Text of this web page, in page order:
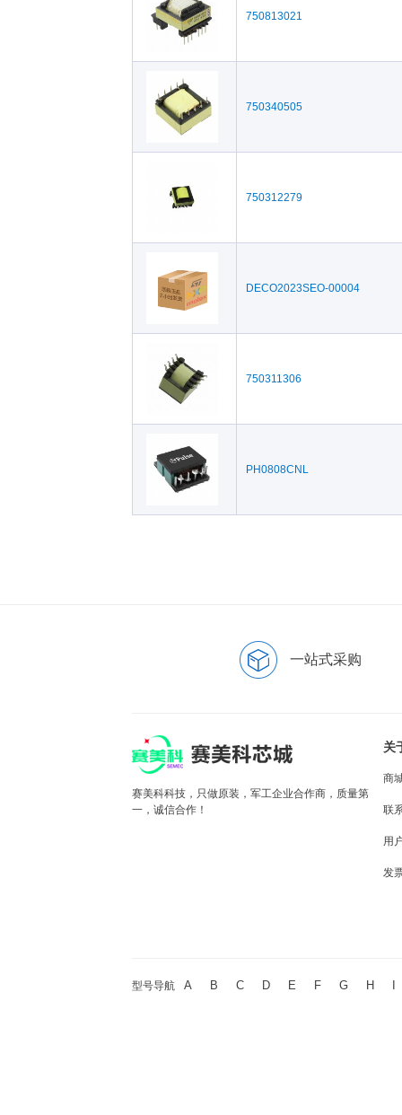
750813021
750340505
750312279
DECO2023SEO-00004
750311306
PH0808CNL
一站式采购
赛美科科技，只做原装，军工企业合作商，质量第
一，诚信合作！
关
商
联
用
发
型号导航 A B C D E F G H